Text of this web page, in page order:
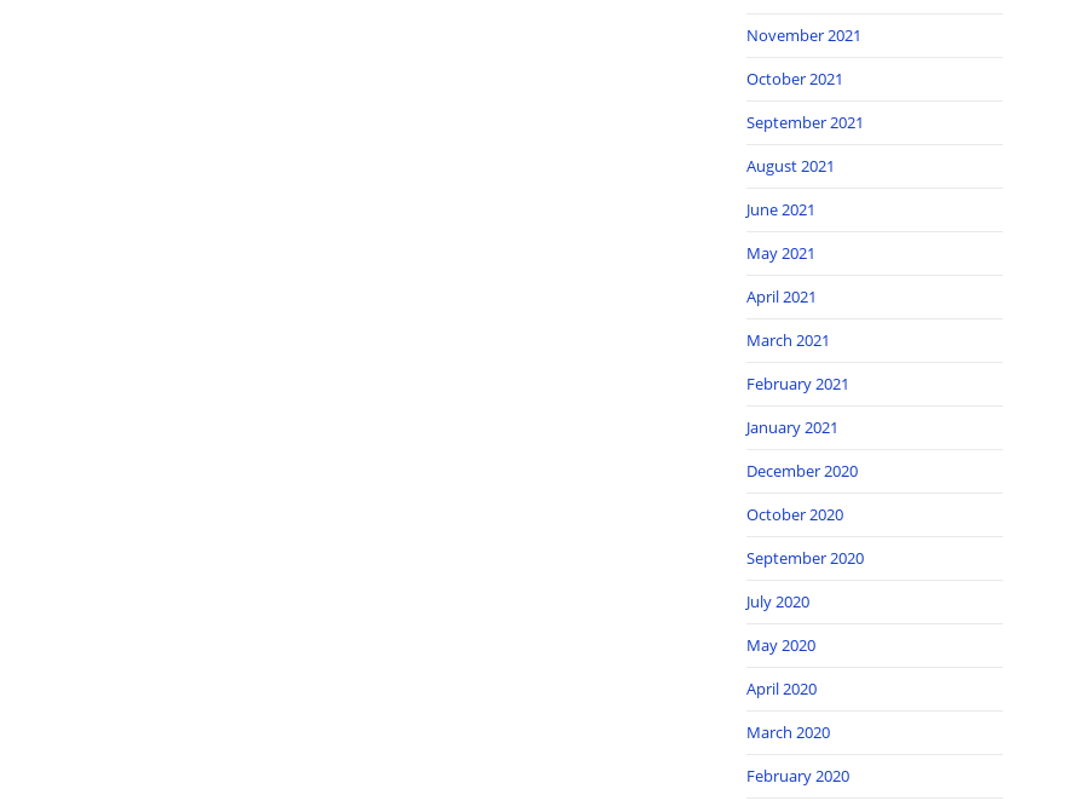
November 2021
October 2021
September 2021
August 2021
June 2021
May 2021
April 2021
March 2021
February 2021
January 2021
December 2020
October 2020
September 2020
July 2020
May 2020
April 2020
March 2020
February 2020